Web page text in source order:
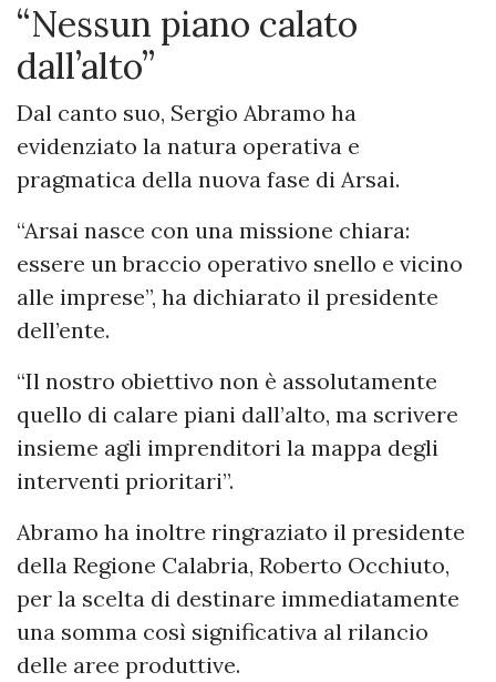
“Nessun piano calato
dall’alto”
Dal canto suo, Sergio Abramo ha
evidenziato la natura operativa e
pragmatica della nuova fase di Arsai.
“Arsai nasce con una missione chiara:
essere un braccio operativo snello e vicino
alle imprese”, ha dichiarato il presidente
dell’ente.
“Il nostro obiettivo non è assolutamente
quello di calare piani dall’alto, ma scrivere
insieme agli imprenditori la mappa degli
interventi prioritari”.
Abramo ha inoltre ringraziato il presidente
della Regione Calabria, Roberto Occhiuto,
per la scelta di destinare immediatamente
una somma così significativa al rilancio
delle aree produttive.